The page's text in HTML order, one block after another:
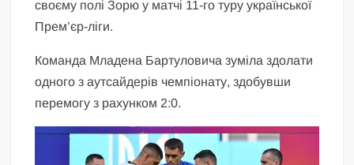
своєму полі Зорю у матчі 11-го туру української
Прем’єр-ліги.
Команда Младена Бартуловича зуміла здолати
одного з аутсайдерів чемпіонату, здобувши
перемогу з рахунком 2:0.